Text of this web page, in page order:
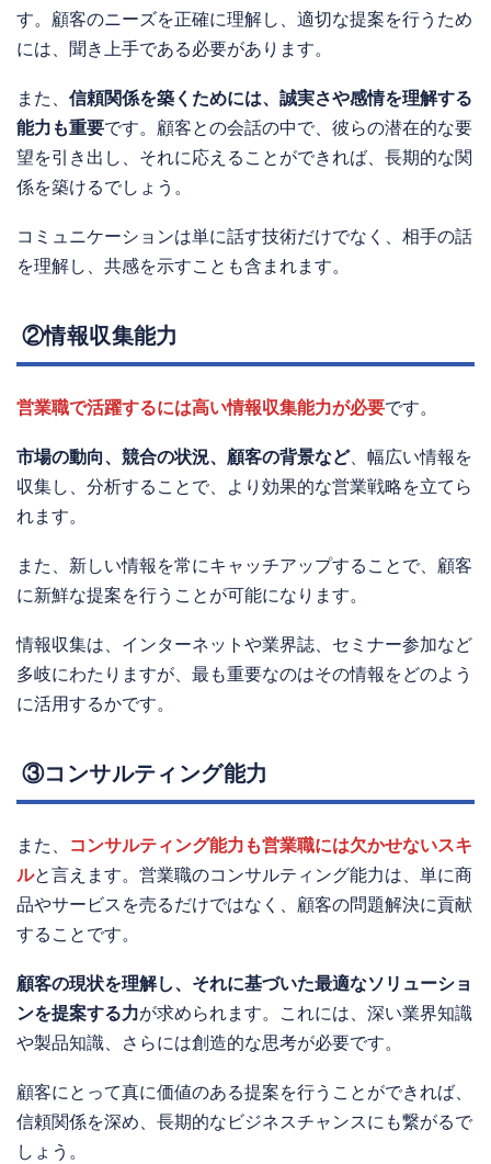
す。顧客のニーズを正確に理解し、適切な提案を行うため
には、聞き上手である必要があります。
また、 信頼関係を築くためには、誠実さや感情を理解する
能力も重要です。顧客との会話の中で、彼らの潜在的な要
望を引き出し、それに応えることができれば、長期的な関
係を築けるでしょう。
コミュニケーションは単に話す技術だけでなく、相手の話
を理解し、共感を示すことも含まれます。
②情報収集能力
営業職で活躍するには高い情報収集能力が必要です。
市場の動向、競合の状況、顧客の背景など、幅広い情報を
収集し、分析することで、より効果的な営業戦略を立てら
れます。
また、新しい情報を常にキャッチアップすることで、顧客
に新鮮な提案を行うことが可能になります。
情報収集は、インターネットや業界誌、セミナー参加など
多岐にわたりますが、最も重要なのはその情報をどのよう
に活用するかです。
③コンサルティング能力
また、
コンサルティング能力も営業職には欠かせないスキ
ルと言えます。営業職のコンサルティング能力は、単に商
品やサービスを売るだけではなく、顧客の問題解決に貢献
することです。
顧客の現状を理解し、それに基づいた最適なソリューショ
ンを提案する力が求められます。これには、深い業界知識
や製品知識、さらには創造的な思考が必要です。
顧客にとって真に価値のある提案を行うことができれば、
信頼関係を深め、長期的なビジネスチャンスにも繋がるで
しょう。